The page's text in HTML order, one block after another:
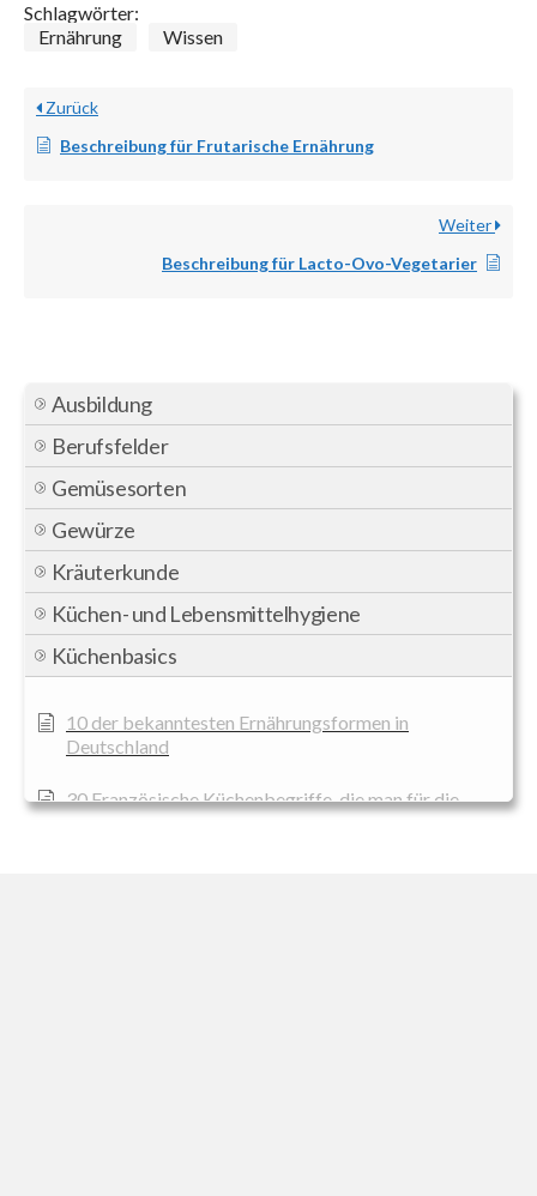
Ausbildung
Berufsfelder
Gemüsesorten
Gewürze
Kräuterkunde
Küchen- und Lebensmittelhygiene
Küchenbasics
10 der bekanntesten Ernährungsformen in
Deutschland
30 Französische Küchenbegriffe, die man für die
Schlagwörter:
Ernährung
Wissen
Zurück
Beschreibung für Frutarische Ernährung
Weiter
Beschreibung für Lacto-Ovo-Vegetarier